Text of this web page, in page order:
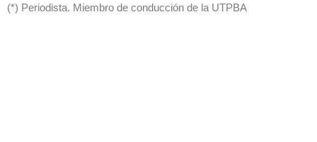
(*) Periodista. Miembro de conducción de la UTPBA